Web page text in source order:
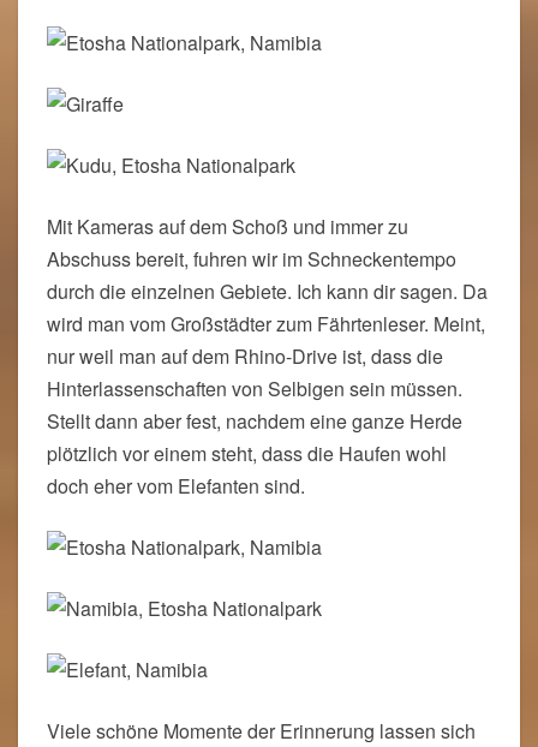
Mit Kameras auf dem Schoß und immer zu
Abschuss bereit, fuhren wir im Schneckentempo
durch die einzelnen Gebiete. Ich kann dir sagen. Da
wird man vom Großstädter zum Fährtenleser. Meint,
nur weil man auf dem Rhino-Drive ist, dass die
Hinterlassenschaften von Selbigen sein müssen.
Stellt dann aber fest, nachdem eine ganze Herde
plötzlich vor einem steht, dass die Haufen wohl
doch eher vom Elefanten sind.
Viele schöne Momente der Erinnerung lassen sich